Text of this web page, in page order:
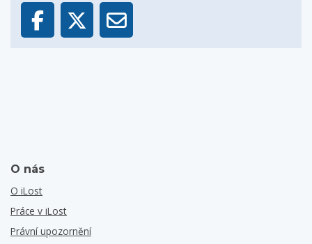
O nás
O iLost
Práce v iLost
Právní upozornění